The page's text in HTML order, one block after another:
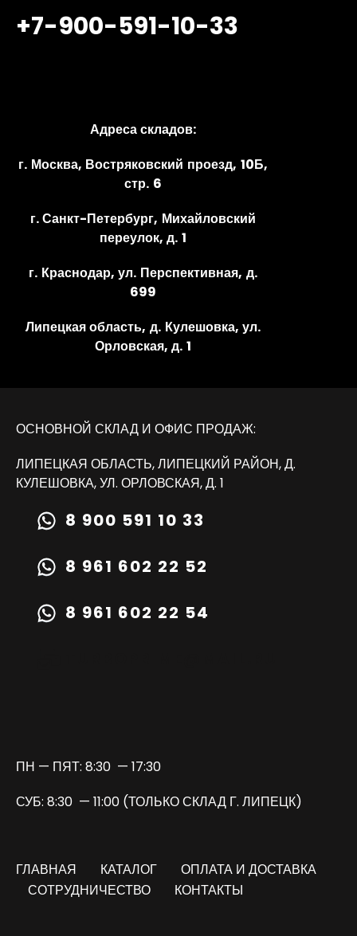
+7-900-591-10-33
Адреса складов:
г. Москва, Востряковский проезд, 10Б,
стр. 6
г. Санкт-Петербург, Михайловский
переулок, д. 1
г. Краснодар, ул. Перспективная, д.
699
Липецкая область, д. Кулешовка, ул.
Орловская, д. 1
ОСНОВНОЙ СКЛАД И ОФИС ПРОДАЖ:
ЛИПЕЦКАЯ ОБЛАСТЬ, ЛИПЕЦКИЙ РАЙОН, Д.
КУЛЕШОВКА, УЛ. ОРЛОВСКАЯ, Д. 1
8 900 591 10 33
8 961 602 22 52
8 961 602 22 54
ПН — ПЯТ: 8:30 — 17:30
СУБ: 8:30 — 11:00 (ТОЛЬКО СКЛАД Г. ЛИПЕЦК)
ГЛАВНАЯ КАТАЛОГ
ОПЛАТА И ДОСТАВКА
СОТРУДНИЧЕСТВО
КОНТАКТЫ